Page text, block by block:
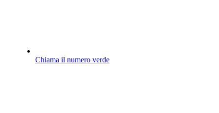
Chiama il numero verde